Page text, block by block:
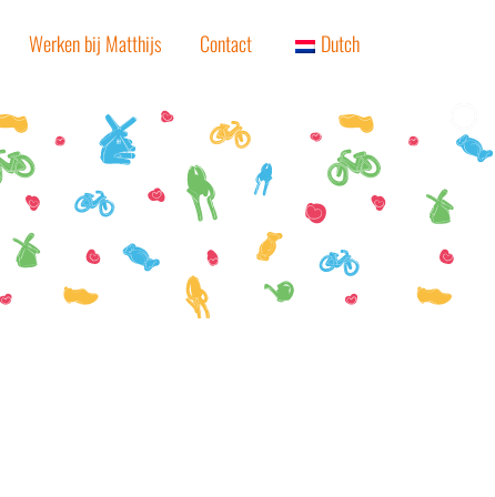
Werken bij Matthijs Contact Dutch